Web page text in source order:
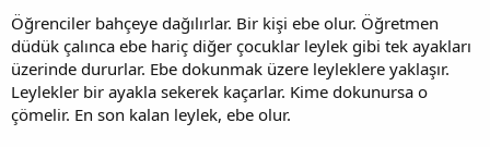
Öğrenciler bahçeye dağılırlar. Bir kişi ebe olur. Öğretmen
düdük çalınca ebe hariç diğer çocuklar leylek gibi tek ayakları
üzerinde dururlar. Ebe dokunmak üzere leyleklere yaklaşır.
Leylekler bir ayakla sekerek kaçarlar. Kime dokunursa o
çömelir. En son kalan leylek, ebe olur.